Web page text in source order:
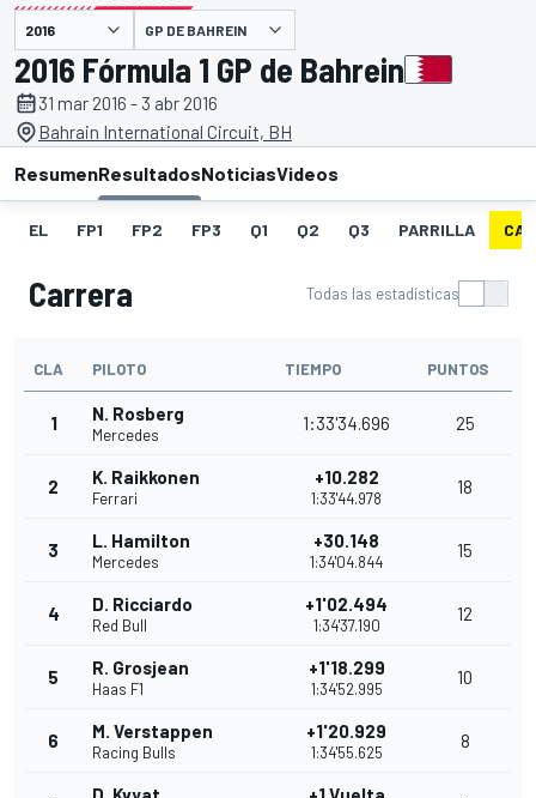
presentado por GP DE BAHREIN
2016 Fórmula 1 GP de Bahrein
31 mar 2016 - 3 abr 2016
Bahrain International Circuit, BH
ResumenResultadosNoticiasVideos
EL FP1 FP2 FP3 Q1 Q2 Q3 PARRILLA
Carrera Todas las estadísticas
CLA PILOTO TIEMPO PUNTOS
1 N. Rosberg
Mercedes
1:33'34.696 25
2 K. Raikkonen
Ferrari
+10.282
1:33'44.978
18
3 L. Hamilton
Mercedes
+30.148
1:34'04.844
15
4 D. Ricciardo
Red Bull
+1'02.494
1:34'37.190
12
5 R. Grosjean
Haas F1
+1'18.299
1:34'52.995
10
6 M. Verstappen
Racing Bulls
+1'20.929
1:34'55.625
8